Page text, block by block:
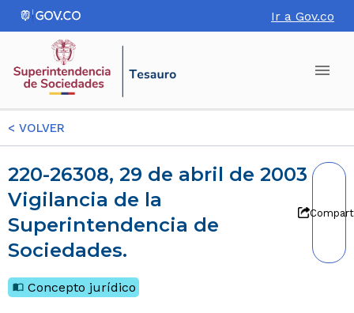
Ir a Gov.co
< VOLVER
220-26308, 29 de abril de 2003
Vigilancia de la
Superintendencia de
Sociedades.
Concepto jurídico